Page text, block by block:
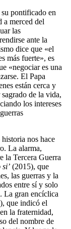
pontificado en
a merced del
las
ante la
dice que «el
más fuerte», es
«negociar es una
El Papa
están cerca y
de la vida,
los intereses
nos hace
La alarma,
la Tercera Guerra
(2015), que
las guerras y la
entre sí y solo
La gran encíclica
que indicó el
la fraternidad,
del nombre de